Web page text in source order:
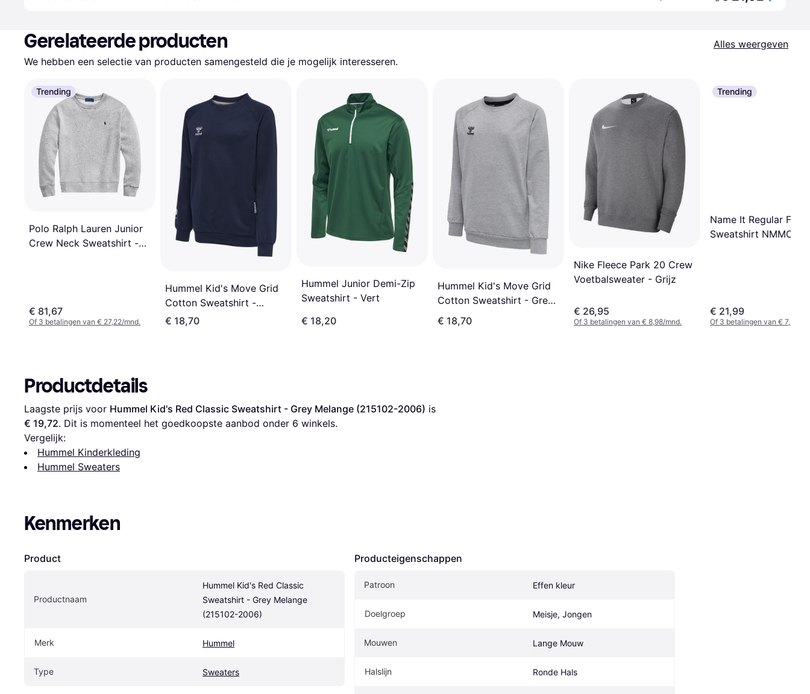
Gerelateerde producten
Alles weergeven
We hebben een selectie van producten samengesteld die je mogelijk interesseren.
Trending
Polo Ralph Lauren Junior
Crew Neck Sweatshirt -
€ 81,67
Of 3 betalingen van € 27,22/mnd.
Hummel Kid's Move Grid
Cotton Sweatshirt -
Marine (214912-7026)
€ 18,70
Hummel Junior Demi-Zip
Sweatshirt - Vert
€ 18,20
Hummel Kid's Move Grid
Cotton Sweatshirt - Grey
Melange (214912-2006)
€ 18,70
Nike Fleece Park 20 Crew
Voetbalsweater - Grijz
€ 26,95
Of 3 betalingen van € 8,98/mnd.
Trending
Name It Regular Fit
Sweatshirt
€ 21,99
Of 3 betalingen van € 7,33/
Productdetails
Laagste prijs voor Hummel Kid's Red Classic Sweatshirt - Grey Melange (215102-2006)
€ 19,72. Dit is momenteel het goedkoopste aanbod onder 6 winkels.
Vergelijk:
Hummel Kinderkleding
Hummel Sweaters
Kenmerken
Product
Productnaam
Hummel Kid's Red Classic
Sweatshirt - Grey Melange
(215102-2006)
Merk Hummel
Type Sweaters
Producteigenschappen
Patroon Effen kleur
Doelgroep Meisje, Jongen
Mouwen Lange Mouw
Halslijn Ronde Hals